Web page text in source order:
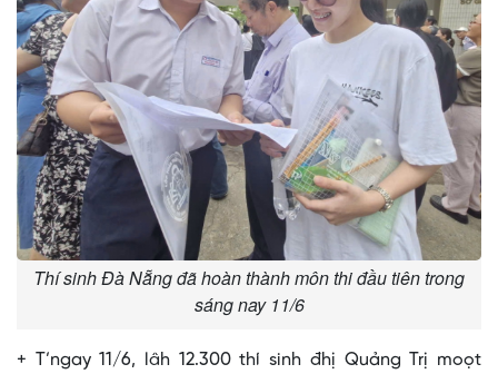
Thí sinh Đà Nẵng đã hoàn thành môn thi đầu tiên trong
sáng nay 11/6
+ T’ngay 11/6, lâh 12.300 thí sinh đhị Quảng Trị moọt